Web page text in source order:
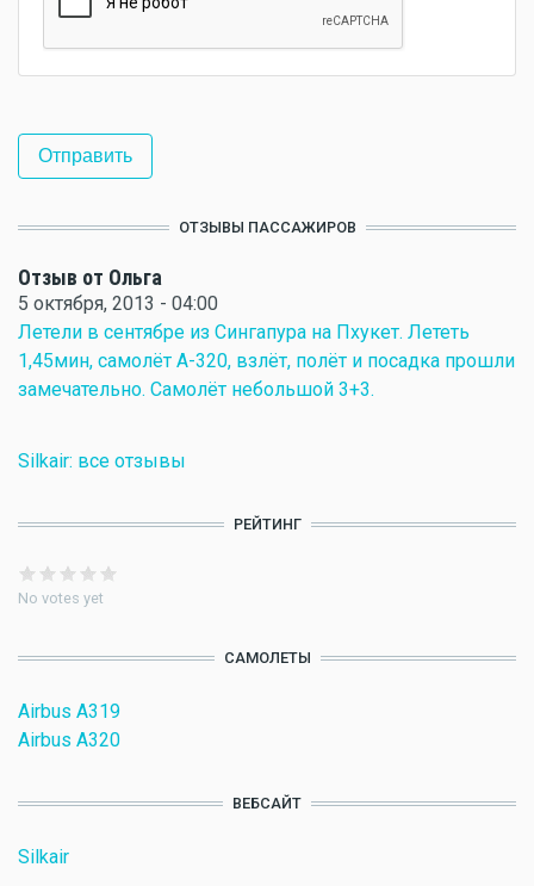
ОТЗЫВЫ ПАССАЖИРОВ
Отзыв от Ольга
5 октября, 2013 - 04:00
Летели в сентябре из Сингапура на Пхукет. Лететь
1,45мин, самолёт А-320, взлёт, полёт и посадка прошли
замечательно. Самолёт небольшой 3+3.
Silkair: все отзывы
РЕЙТИНГ
No votes yet
САМОЛЕТЫ
Airbus A319
Airbus A320
ВЕБСАЙТ
Silkair